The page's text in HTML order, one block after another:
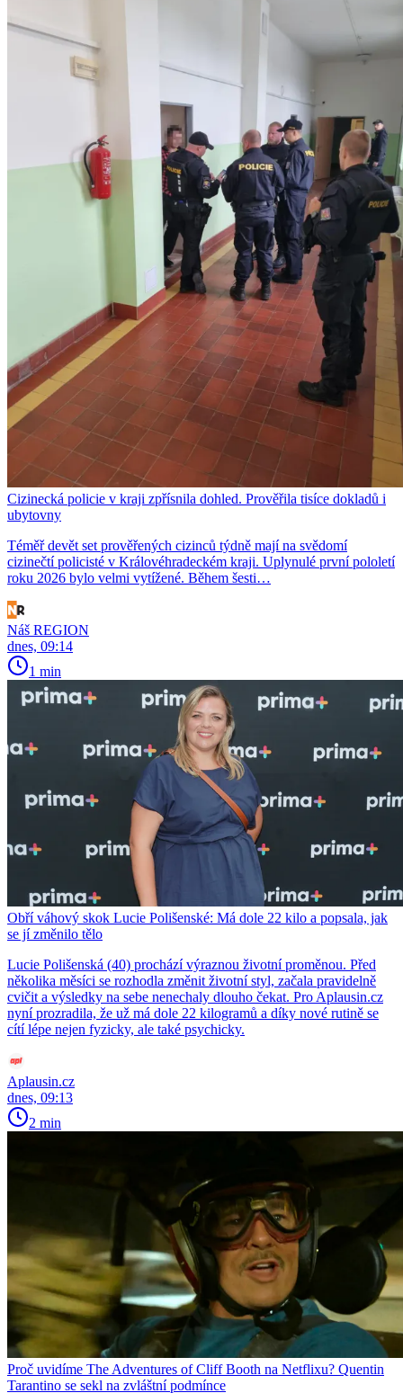
Cizinecká policie v kraji zpřísnila dohled. Prověřila tisíce dokladů i
ubytovny
Téměř devět set prověřených cizinců týdně mají na svědomí
cizinečtí policisté v Královéhradeckém kraji. Uplynulé první pololetí
roku 2026 bylo velmi vytížené. Během šesti…
Náš REGION
dnes, 09:14
1 min
Obří váhový skok Lucie Polišenské: Má dole 22 kilo a popsala, jak
se jí změnilo tělo
Lucie Polišenská (40) prochází výraznou životní proměnou. Před
několika měsíci se rozhodla změnit životní styl, začala pravidelně
cvičit a výsledky na sebe nenechaly dlouho čekat. Pro Aplausin.cz
nyní prozradila, že už má dole 22 kilogramů a díky nové rutině se
cítí lépe nejen fyzicky, ale také psychicky.
Aplausin.cz
dnes, 09:13
2 min
Proč uvidíme The Adventures of Cliff Booth na Netflixu? Quentin
Tarantino se sekl na zvláštní podmínce